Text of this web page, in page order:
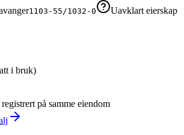
1103-55/1032-0
Uavklart eierskap
i bruk)
registrert på samme eiendom